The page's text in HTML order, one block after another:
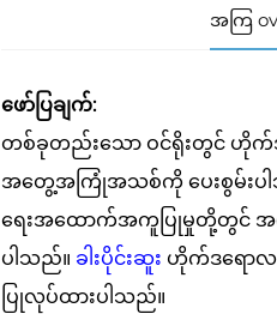
အကြ
ဖော်ပြချက်:
တစ်ခုတည်းသော ဝင်ရိုးတွင် ဟိုက်
အတွေ့အကြုံအသစ်ကို ပေးစွမ်းပါ
ရေးအထောက်အကူပြုမှုတို့တွင် အထူ
ပါသည်။ ခါးပိုင်းဆူး ဟိုက်ဒရောလ
ပြုလုပ်ထားပါသည်။